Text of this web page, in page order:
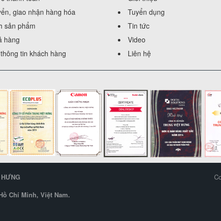
giao nhận hàng hóa
sản phẩm
hàng
tin khách hàng
Tuyển dụng
Tin tức
Video
Liên hệ
Chí Minh, Việt Nam.